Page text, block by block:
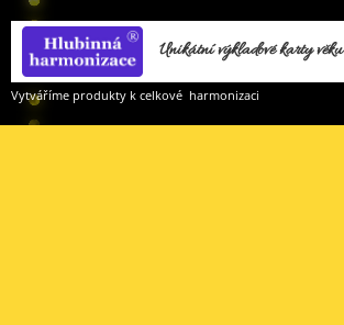
Unikátní výkladové karty věku
Vodnáře
Vytváříme produkty k celkové harmonizaci